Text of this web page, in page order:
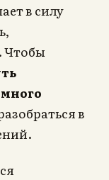
в силу
Чтобы
в